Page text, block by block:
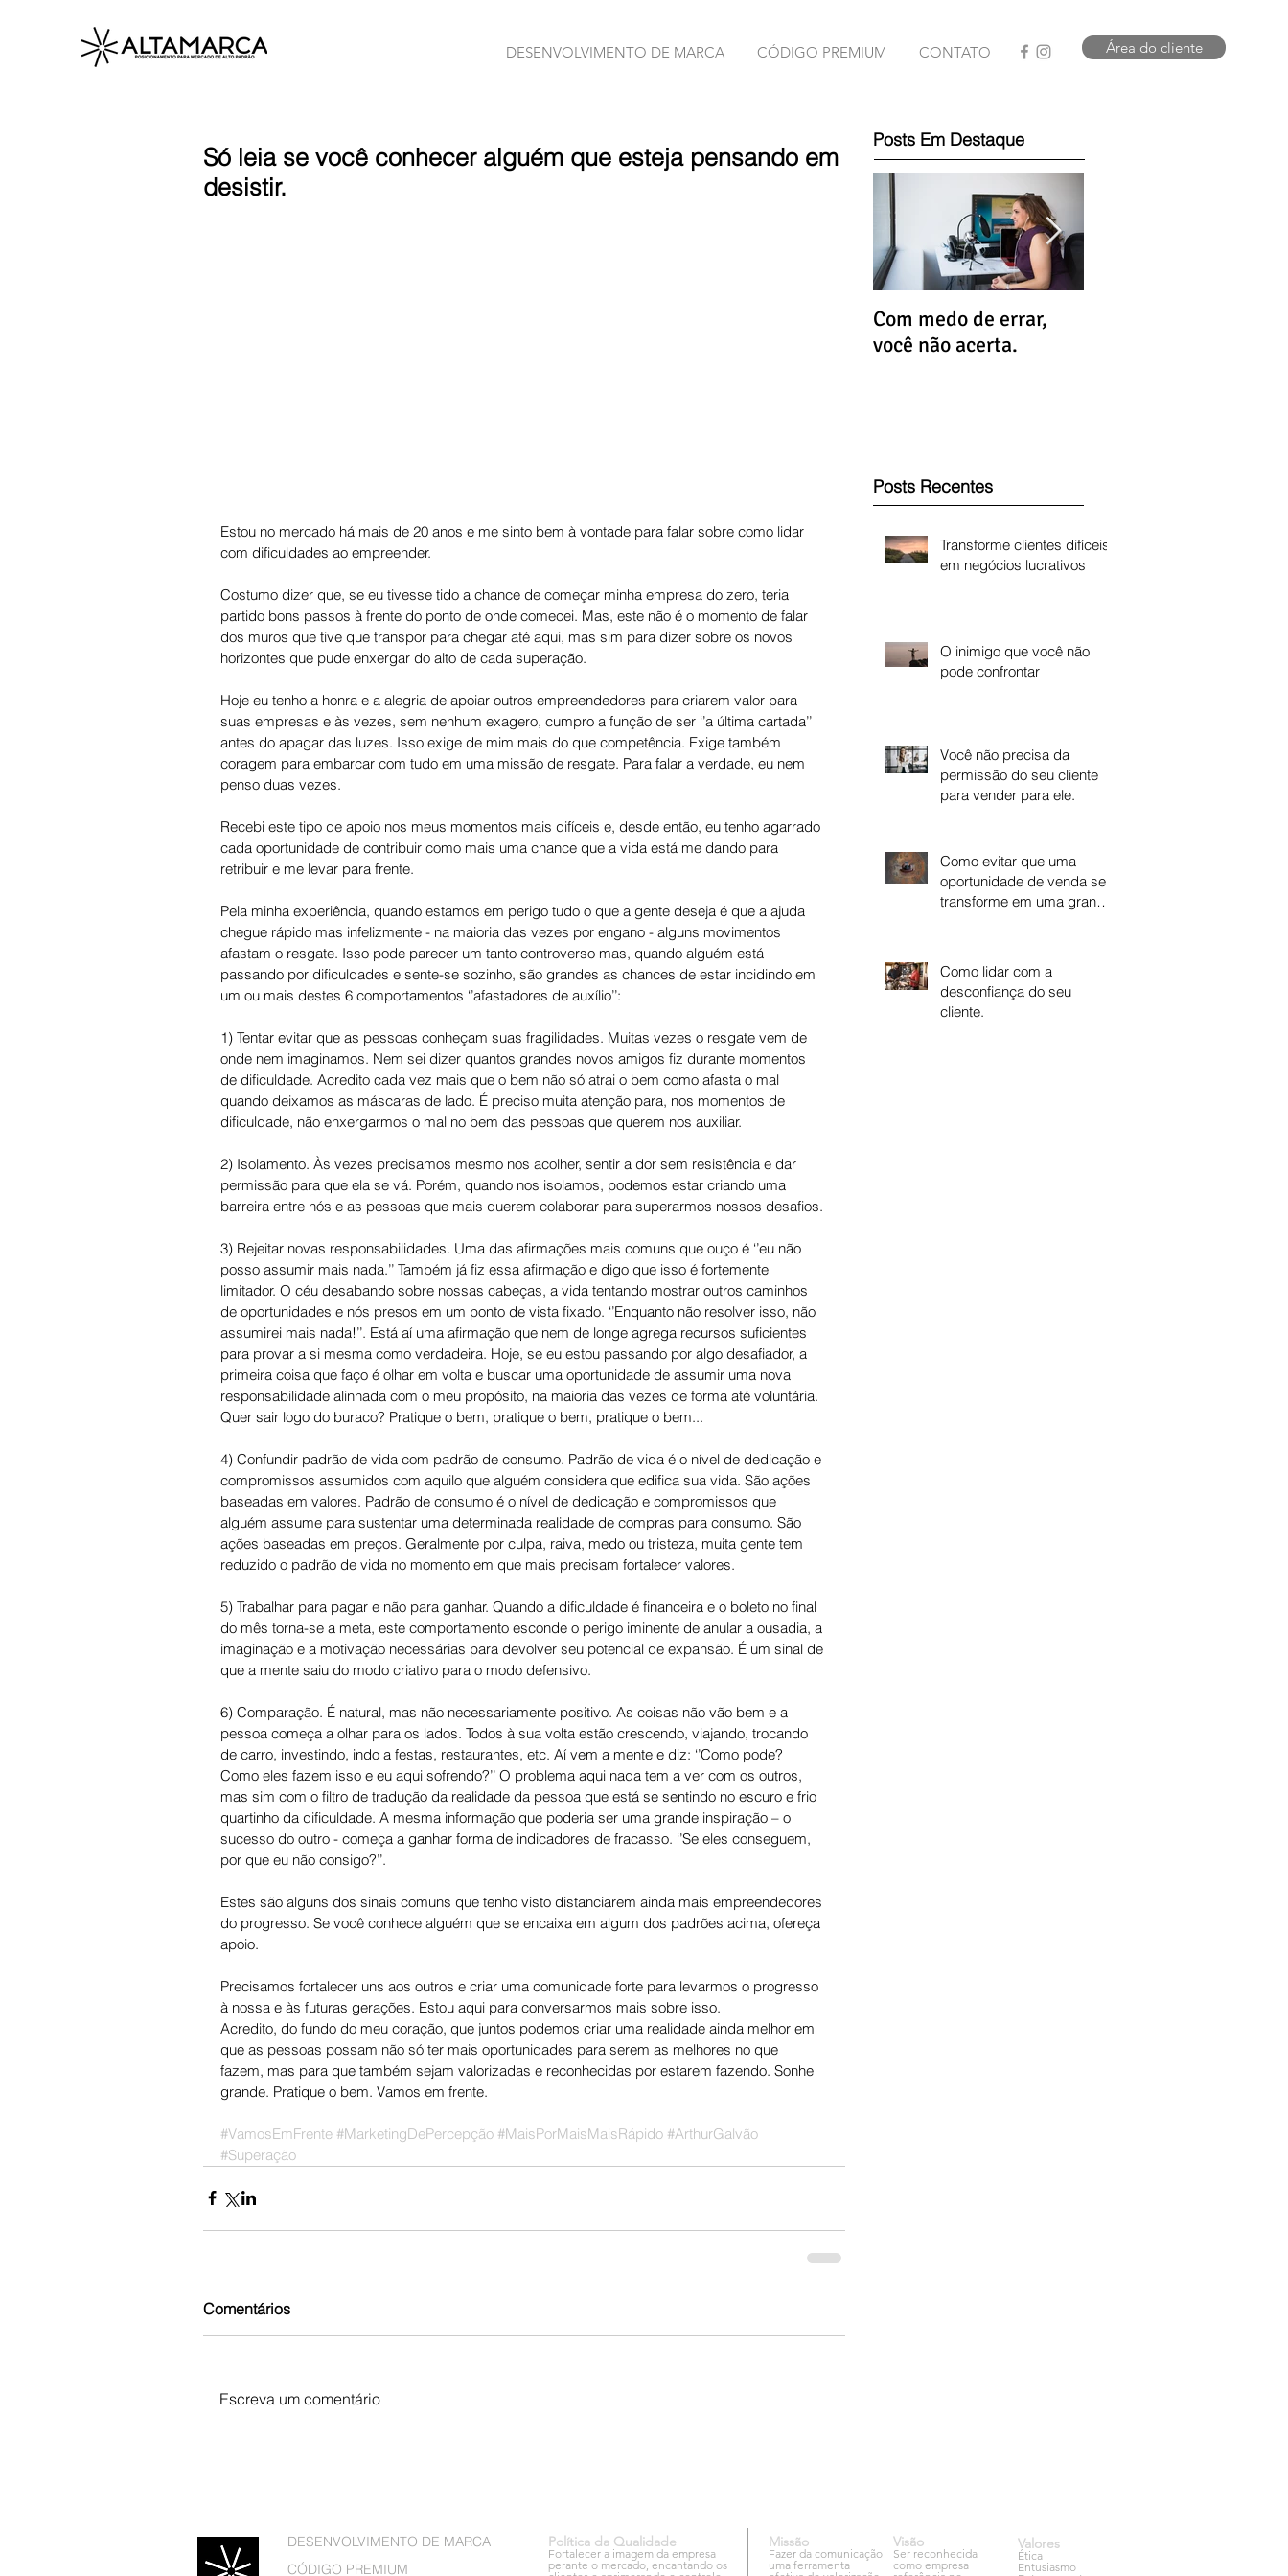
DESENVOLVIMENTO DE MARCA CÓDIGO PREMIUM CONTATO Área do cliente
Só leia se você conhecer alguém que esteja pensando em
desistir.
Estou no mercado há mais de 20 anos e me sinto bem à vontade para falar sobre como lidar
com dificuldades ao empreender.
Costumo dizer que, se eu tivesse tido a chance de começar minha empresa do zero, teria
partido bons passos à frente do ponto de onde comecei. Mas, este não é o momento de falar
dos muros que tive que transpor para chegar até aqui, mas sim para dizer sobre os novos
horizontes que pude enxergar do alto de cada superação.
Hoje eu tenho a honra e a alegria de apoiar outros empreendedores para criarem valor para
suas empresas e às vezes, sem nenhum exagero, cumpro a função de ser ‘’a última cartada’’
antes do apagar das luzes. Isso exige de mim mais do que competência. Exige também
coragem para embarcar com tudo em uma missão de resgate. Para falar a verdade, eu nem
penso duas vezes.
Recebi este tipo de apoio nos meus momentos mais difíceis e, desde então, eu tenho agarrado
cada oportunidade de contribuir como mais uma chance que a vida está me dando para
retribuir e me levar para frente.
Pela minha experiência, quando estamos em perigo tudo o que a gente deseja é que a ajuda
chegue rápido mas infelizmente - na maioria das vezes por engano - alguns movimentos
afastam o resgate. Isso pode parecer um tanto controverso mas, quando alguém está
passando por dificuldades e sente-se sozinho, são grandes as chances de estar incidindo em
um ou mais destes 6 comportamentos ‘’afastadores de auxílio’’:
1) Tentar evitar que as pessoas conheçam suas fragilidades. Muitas vezes o resgate vem de
onde nem imaginamos. Nem sei dizer quantos grandes novos amigos fiz durante momentos
de dificuldade. Acredito cada vez mais que o bem não só atrai o bem como afasta o mal
quando deixamos as máscaras de lado. É preciso muita atenção para, nos momentos de
dificuldade, não enxergarmos o mal no bem das pessoas que querem nos auxiliar.
2) Isolamento. Às vezes precisamos mesmo nos acolher, sentir a dor sem resistência e dar
permissão para que ela se vá. Porém, quando nos isolamos, podemos estar criando uma
barreira entre nós e as pessoas que mais querem colaborar para superarmos nossos desafios.
3) Rejeitar novas responsabilidades. Uma das afirmações mais comuns que ouço é ‘’eu não
posso assumir mais nada.’’ Também já fiz essa afirmação e digo que isso é fortemente
limitador. O céu desabando sobre nossas cabeças, a vida tentando mostrar outros caminhos
de oportunidades e nós presos em um ponto de vista fixado. ‘’Enquanto não resolver isso, não
assumirei mais nada!’’. Está aí uma afirmação que nem de longe agrega recursos suficientes
para provar a si mesma como verdadeira. Hoje, se eu estou passando por algo desafiador, a
primeira coisa que faço é olhar em volta e buscar uma oportunidade de assumir uma nova
responsabilidade alinhada com o meu propósito, na maioria das vezes de forma até voluntária.
Quer sair logo do buraco? Pratique o bem, pratique o bem, pratique o bem...
4) Confundir padrão de vida com padrão de consumo. Padrão de vida é o nível de dedicação e
compromissos assumidos com aquilo que alguém considera que edifica sua vida. São ações
baseadas em valores. Padrão de consumo é o nível de dedicação e compromissos que
alguém assume para sustentar uma determinada realidade de compras para consumo. São
ações baseadas em preços. Geralmente por culpa, raiva, medo ou tristeza, muita gente tem
reduzido o padrão de vida no momento em que mais precisam fortalecer valores.
5) Trabalhar para pagar e não para ganhar. Quando a dificuldade é financeira e o boleto no final
do mês torna-se a meta, este comportamento esconde o perigo iminente de anular a ousadia, a
imaginação e a motivação necessárias para devolver seu potencial de expansão. É um sinal de
que a mente saiu do modo criativo para o modo defensivo.
6) Comparação. É natural, mas não necessariamente positivo. As coisas não vão bem e a
pessoa começa a olhar para os lados. Todos à sua volta estão crescendo, viajando, trocando
de carro, investindo, indo a festas, restaurantes, etc. Aí vem a mente e diz: ‘’Como pode?
Como eles fazem isso e eu aqui sofrendo?’’ O problema aqui nada tem a ver com os outros,
mas sim com o filtro de tradução da realidade da pessoa que está se sentindo no escuro e frio
quartinho da dificuldade. A mesma informação que poderia ser uma grande inspiração – o
sucesso do outro - começa a ganhar forma de indicadores de fracasso. ‘’Se eles conseguem,
por que eu não consigo?’’.
Estes são alguns dos sinais comuns que tenho visto distanciarem ainda mais empreendedores
do progresso. Se você conhece alguém que se encaixa em algum dos padrões acima, ofereça
apoio.
Precisamos fortalecer uns aos outros e criar uma comunidade forte para levarmos o progresso
à nossa e às futuras gerações. Estou aqui para conversarmos mais sobre isso.
Acredito, do fundo do meu coração, que juntos podemos criar uma realidade ainda melhor em
que as pessoas possam não só ter mais oportunidades para serem as melhores no que
fazem, mas para que também sejam valorizadas e reconhecidas por estarem fazendo. Sonhe
grande. Pratique o bem. Vamos em frente.
#VamosEmFrente #MarketingDePercepção #MaisPorMaisMaisRápido #ArthurGalvão
#Superação
Comentários
Escreva um comentário
Posts Em Destaque
Com medo de errar,
você não acerta.
Posts Recentes
Transforme clientes difíceis
em negócios lucrativos
O inimigo que você não
pode confrontar
Você não precisa da
permissão do seu cliente
para vender para ele.
Como evitar que uma
oportunidade de venda se
transforme em uma grande
Como lidar com a
desconfiança do seu
cliente.
DESENVOLVIMENTO DE MARCA
CÓDIGO PREMIUM
Missão
Fazer da comunicação
uma ferramenta
Política da Qualidade
Fortalecer a imagem da empresa
perante o mercado, encantando os
Visão
Ser reconhecida
como empresa
Valores
Ética
Entusiasmo